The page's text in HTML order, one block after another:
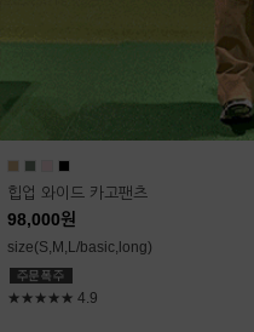
힙업 와이드 카고팬츠
98,000원
size(S,M,L/basic,long)
★★★★★ 4.9